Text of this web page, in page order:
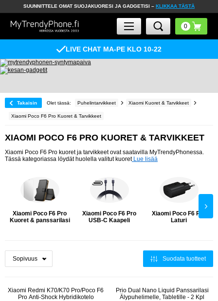
SUUNNITTELE OMAT SUOJAKUORESI JA GADGETISI – KLIKKAA TÄSTÄ
LIVE CHAT MA-PE KLO 10-22
Takaisin Olet tässä: Puhelintarvikkeet Xiaomi Kuoret & Tarvikkeet
Xiaomi Poco F6 Pro Kuoret & Tarvikkeet
XIAOMI POCO F6 PRO KUORET & TARVIKKEET
Xiaomi Poco F6 Pro kuoret ja tarvikkeet ovat saatavilla MyTrendyPhonessa.
Tässä kategoriassa löydät huolella valitut kuoretLue lisää
Xiaomi Poco F6 Pro
Kuoret & panssarilasi
Xiaomi Poco F6 Pro
USB-C Kaapeli
Xiaomi Poco F6 Pro
Laturi
Suodata tuotteet
Xiaomi Redmi K70/K70 Pro/Poco F6
Pro Anti-Shock Hybridikotelo
Prio Dual Nano Liquid Panssarilasi
Älypuhelimelle, Tabletille - 2 Kpl